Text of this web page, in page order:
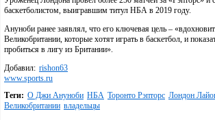
баскетболистом, выигравшим титул НБА в 2019 году.
Ануноби ранее заявлял, что его ключевая цель –
Великобритании, которые хотят играть в баскетбол, и
пробиться в лигу из Британии».
Добавил: rishon63
www.sports.ru
Теги: О Джи Ануноби НБА Торонто Рэпторс Лондон
Великобритании владельцы